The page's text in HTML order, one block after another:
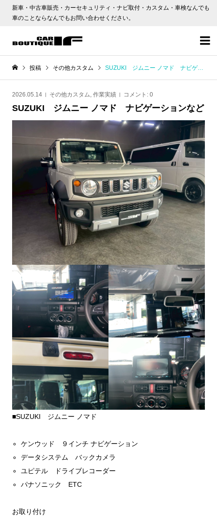
新車・中古車販売・カーセキュリティ・ナビ取付・カスタム・車検なんでも
車のことならなんでもお問い合わせください。

投稿 その他カスタム SUZUKI ジムニー ノマド ナビゲーションなど
2026.05.14 その他カスタム, 作業実績 コメント: 0
SUZUKI ジムニー ノマド ナビゲーションなど
■SUZUKI ジムニー ノマド
ケンウッド ９インチ ナビゲーション
データシステム バックカメラ
ユピテル ドライブレコーダー
パナソニック ETC
お取り付け